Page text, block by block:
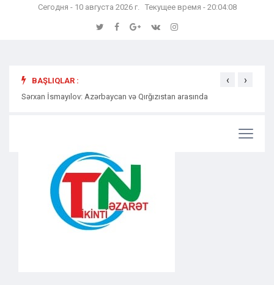
Сегодня - 10 августа 2026 г. Текущее время - 20:04:09
BAŞLIQLAR :
Sərxan İsmayılov: Azərbaycan və Qırğızıstan arasında
‹ ›